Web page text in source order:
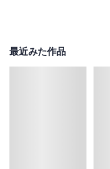
最近みた作品